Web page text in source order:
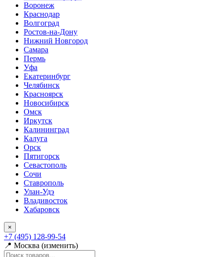
Воронеж
Краснодар
Волгоград
Ростов-на-Дону
Нижний Новгород
Самара
Пермь
Уфа
Екатеринбург
Челябинск
Красноярск
Новосибирск
Омск
Иркутск
Калининград
Калуга
Орск
Пятигорск
Севастополь
Сочи
Ставрополь
Улан-Удэ
Владивосток
Хабаровск
×
+7 (495) 128-99-54
📍 Москва (изменить)